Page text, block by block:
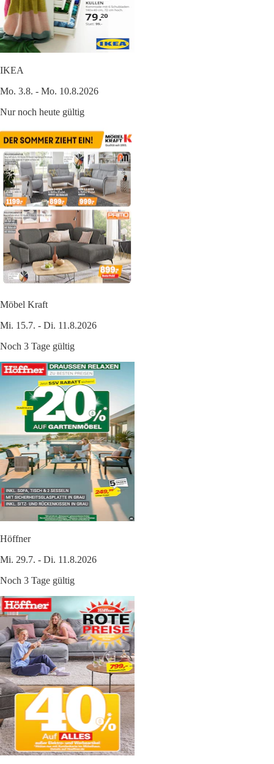
IKEA
Mo. 3.8. - Mo. 10.8.2026
Nur noch heute gültig
Möbel Kraft
Mi. 15.7. - Di. 11.8.2026
Noch 3 Tage gültig
Höffner
Mi. 29.7. - Di. 11.8.2026
Noch 3 Tage gültig